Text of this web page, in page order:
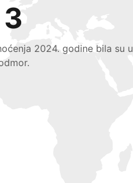
2024. godine bila su u